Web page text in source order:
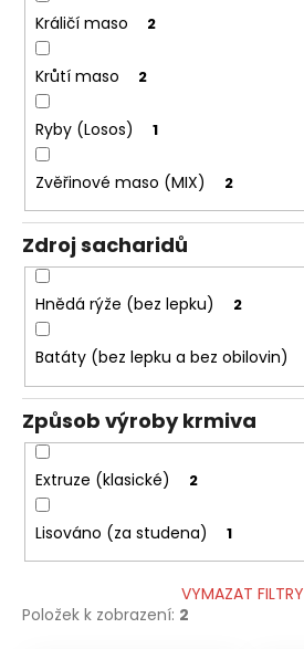
Králičí maso 2
Krůtí maso 2
Ryby (Losos) 1
Zvěřinové maso (MIX) 2
Zdroj sacharidů
Hnědá rýže (bez lepku) 2
Batáty (bez lepku a bez obilovin)
Způsob výroby krmiva
Extruze (klasické) 2
Lisováno (za studena) 1
VYMAZAT FILTRY
Položek k zobrazení: 2